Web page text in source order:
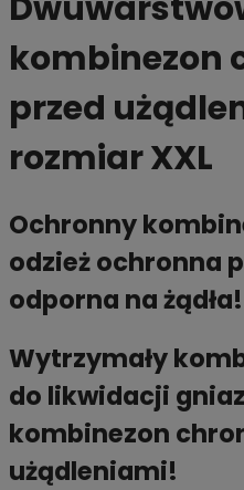
kombinezon
przed
rozmiar XXL
Ochronny
odzież ochronna
odporna na żądła!
Wytrzymały
do likwidacji
kombinezon
użądleniami!